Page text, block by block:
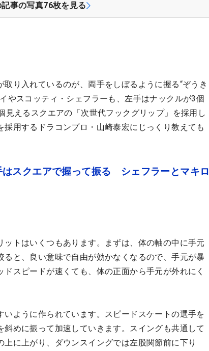
事の写真76枚を見る
り入れているのが、両手をしぼるように握る“ぞうき
やスコッティ・シェフラーも、左手はナックルが3個
見えるスクエアの「次世代フックグリップ」を採用し
用するドラコンプロ・山崎泰宏にじっくり教えても
スクエアで握って振る シェフラーとマキロ
トはいくつもあります。まずは、体の軸の中に手元
と、良い意味で自由が効かなくなるので、手元が暴
スピードが速くても、体の正面から手元が外れにく
ように作られています。スピードスケートの選手を
めに振って加速していきます。スイングも共通して
に上がり、ダウンスイングでは左股関節前に下り